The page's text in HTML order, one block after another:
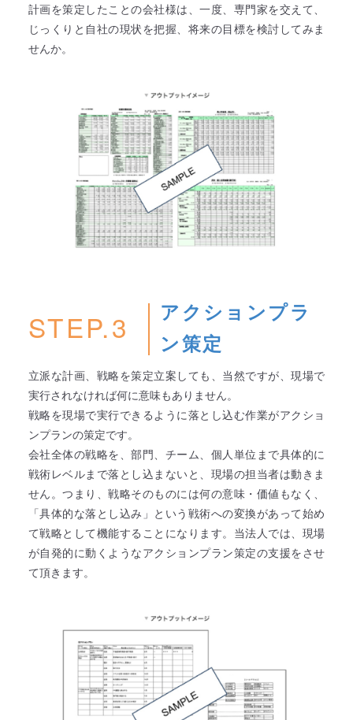
計画を策定したことの会社様は、一度、専門家を交えて、
じっくりと自社の現状を把握、将来の目標を検討してみま
せんか。
STEP.3
アクションプラ
ン策定
立派な計画、戦略を策定立案しても、当然ですが、現場で
実行されなければ何に意味もありません。
戦略を現場で実行できるように落とし込む作業がアクショ
ンプランの策定です。
会社全体の戦略を、部門、チーム、個人単位まで具体的に
戦術レベルまで落とし込まないと、現場の担当者は動きま
せん。つまり、戦略そのものには何の意味・価値もなく、
「具体的な落とし込み」という戦術への変換があって始め
て戦略として機能することになります。当法人では、現場
が自発的に動くようなアクションプラン策定の支援をさせ
て頂きます。